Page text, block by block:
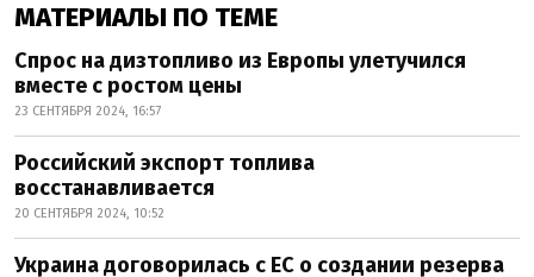
МАТЕРИАЛЫ ПО ТЕМЕ
Спрос на дизтопливо из Европы улетучился
вместе с ростом цены
23 СЕНТЯБРЯ 2024, 16:57
Российский экспорт топлива
восстанавливается
20 СЕНТЯБРЯ 2024, 10:52
Украина договорилась с ЕС о создании резерва